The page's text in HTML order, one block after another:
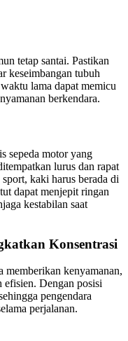
tetap santai. Pastikan
keseimbangan tubuh
lama dapat memicu
berkendara.
sepeda motor yang
lurus dan rapat
kaki harus berada di
dapat menjepit ringan
kestabilan saat
Konsentrasi
memberikan kenyamanan,
efisien. Dengan posisi
pengendara
perjalanan.